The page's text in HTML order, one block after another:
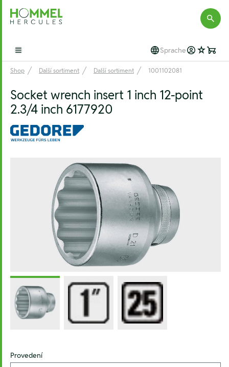
Hommel Hercules
Open main menu Sprache
Shop Další sortiment Další sortiment 1001102081
Socket wrench insert 1 inch 12-point
2.3/4 inch 6177920
Provedení